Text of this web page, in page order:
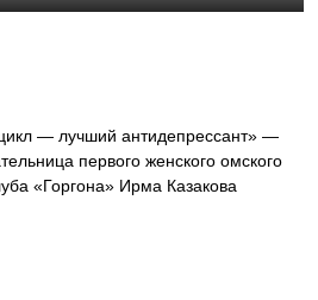
— лучший антидепрессант» —
первого женского омского
«Горгона» Ирма Казакова